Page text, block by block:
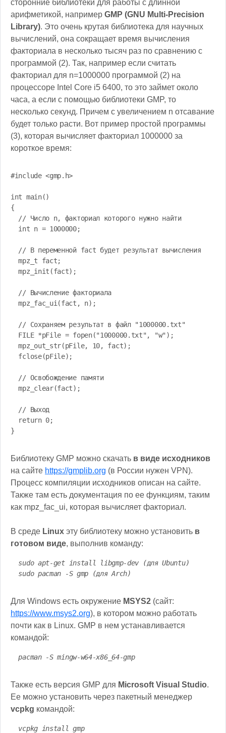
сторонние библиотеки для работы с длинной
арифметикой, например GMP (GNU Multi-Precision
Library). Это очень крутая библиотека для научных
вычислений, она сокращает время вычисления
факториала в несколько тысяч раз по сравнению с
программой (2). Так, например если считать
факториал для n=1000000 программой (2) на
процессоре Intel Core i5 6400, то это займет около
часа, а если с помощью библиотеки GMP, то
несколько секунд. Причем с увеличением n отсавание
будет только расти. Вот пример простой программы
(3), которая вычисляет факториал 1000000 за
короткое время:
#include <gmp.h>
int main()
{
  // Число n, факториал которого нужно найти
  int n = 1000000;
  // В переменной fact будет результат вычисления
  mpz_t fact;
  mpz_init(fact);
  // Вычисление факториала
  mpz_fac_ui(fact, n);
  // Сохраняем результат в файл "1000000.txt"
  FILE *pFile = fopen("1000000.txt", "w");
  mpz_out_str(pFile, 10, fact);
  fclose(pFile);
  // Освобождение памяти
  mpz_clear(fact);
  // Выход
  return 0;
}
Библиотеку GMP можно скачать в виде исходников
на сайте https://gmplib.org (в России нужен VPN).
Процесс компиляции исходников описан на сайте.
Также там есть документация по ее функциям, таким
как mpz_fac_ui, которая вычисляет факториал.
В среде Linux эту библиотеку можно установить в
готовом виде, выполнив команду:
sudo apt-get install libgmp-dev (для Ubuntu)
sudo pacman -S gmp (для Arch)
Для Windows есть окружение MSYS2 (сайт:
https://www.msys2.org), в котором можно работать
почти как в Linux. GMP в нем устанавливается
командой:
pacman -S mingw-w64-x86_64-gmp
Также есть версия GMP для Microsoft Visual Studio.
Ее можно установить через пакетный менеджер
vcpkg командой:
vcpkg install gmp